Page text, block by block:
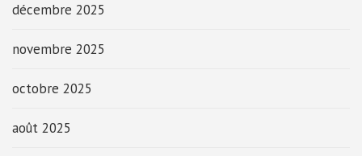
décembre 2025
novembre 2025
octobre 2025
août 2025